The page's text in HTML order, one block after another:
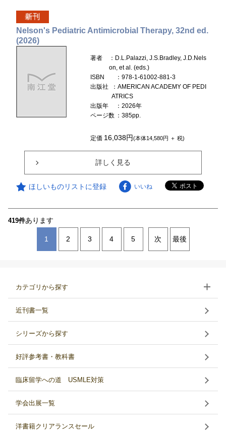
Nelson's Pediatric Antimicrobial Therapy, 32nd ed.
(2026)
著者
：D.L.Palazzi, J.S.Bradley, J.D.Nels
on, et al. (eds.)
ISBN
：978-1-61002-881-3
出版社
：AMERICAN ACADEMY OF PEDI
ATRICS
出版年
：2026年
ページ数 ：385pp.
定価 16,038円(本体14,580円 ＋ 税)
詳しく見る
ほしいものリストに登録 いいね
419件あります
1 2 3 4 5 次 最後
カテゴリから探す
近刊書一覧
シリーズから探す
好評参考書・教科書
臨床留学への道 USMLE対策
学会出展一覧
洋書籍クリアランスセール